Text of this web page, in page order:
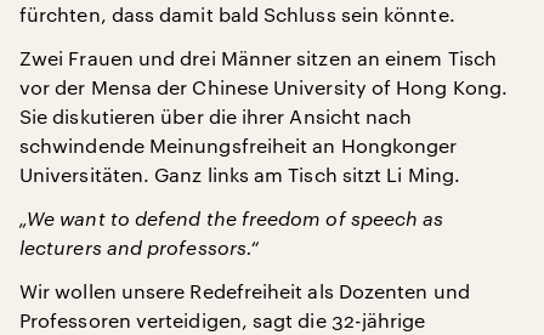
fürchten, dass damit bald Schluss sein könnte.
Zwei Frauen und drei Männer sitzen an einem Tisch
vor der Mensa der Chinese University of Hong Kong.
Sie diskutieren über die ihrer Ansicht nach
schwindende Meinungsfreiheit an Hongkonger
Universitäten. Ganz links am Tisch sitzt Li Ming.
„We want to defend the freedom of speech as
lecturers and professors.“
Wir wollen unsere Redefreiheit als Dozenten und
Professoren verteidigen, sagt die 32-jährige